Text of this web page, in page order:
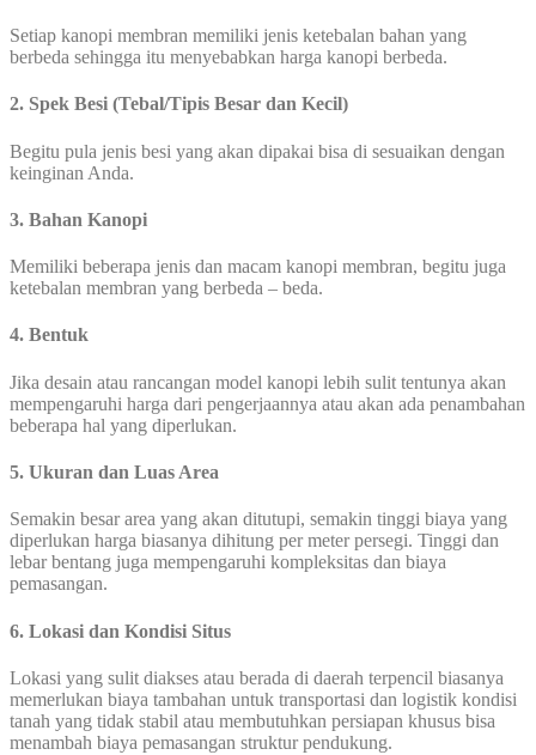
Setiap kanopi membran memiliki jenis ketebalan bahan yang
berbeda sehingga itu menyebabkan harga kanopi berbeda.
2. Spek Besi (Tebal/Tipis Besar dan Kecil)
Begitu pula jenis besi yang akan dipakai bisa di sesuaikan dengan
keinginan Anda.
3. Bahan Kanopi
Memiliki beberapa jenis dan macam kanopi membran, begitu juga
ketebalan membran yang berbeda – beda.
4. Bentuk
Jika desain atau rancangan model kanopi lebih sulit tentunya akan
mempengaruhi harga dari pengerjaannya atau akan ada penambahan
beberapa hal yang diperlukan.
5. Ukuran dan Luas Area
Semakin besar area yang akan ditutupi, semakin tinggi biaya yang
diperlukan harga biasanya dihitung per meter persegi. Tinggi dan
lebar bentang juga mempengaruhi kompleksitas dan biaya
pemasangan.
6. Lokasi dan Kondisi Situs
Lokasi yang sulit diakses atau berada di daerah terpencil biasanya
memerlukan biaya tambahan untuk transportasi dan logistik kondisi
tanah yang tidak stabil atau membutuhkan persiapan khusus bisa
menambah biaya pemasangan struktur pendukung.